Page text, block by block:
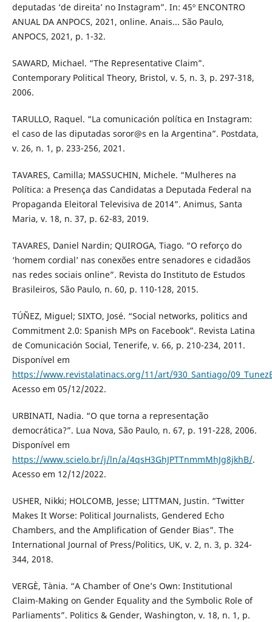
deputadas ‘de direita’ no Instagram”. In: 45º ENCONTRO
ANUAL DA ANPOCS, 2021, online. Anais... São Paulo,
ANPOCS, 2021, p. 1-32.
SAWARD, Michael. “The Representative Claim”.
Contemporary Political Theory, Bristol, v. 5, n. 3, p. 297-318,
2006.
TARULLO, Raquel. “La comunicación política en Instagram:
el caso de las diputadas soror@s en la Argentina”. Postdata,
v. 26, n. 1, p. 233-256, 2021.
TAVARES, Camilla; MASSUCHIN, Michele. “Mulheres na
Política: a Presença das Candidatas a Deputada Federal na
Propaganda Eleitoral Televisiva de 2014”. Animus, Santa
Maria, v. 18, n. 37, p. 62-83, 2019.
TAVARES, Daniel Nardin; QUIROGA, Tiago. “O reforço do
‘homem cordial’ nas conexões entre senadores e cidadãos
nas redes sociais online”. Revista do Instituto de Estudos
Brasileiros, São Paulo, n. 60, p. 110-128, 2015.
TÚÑEZ, Miguel; SIXTO, José. “Social networks, politics and
Commitment 2.0: Spanish MPs on Facebook”. Revista Latina
de Comunicación Social, Tenerife, v. 66, p. 210-234, 2011.
Disponível em
https://www.revistalatinacs.org/11/art/930_Santiago/
Acesso em 05/12/2022.
URBINATI, Nadia. “O que torna a representação
democrática?”. Lua Nova, São Paulo, n. 67, p. 191-228, 2006.
Disponível em
https://www.scielo.br/j/ln/a/4qsH3GhJPTTnmmMhJg8jkhB/.
Acesso em 12/12/2022.
USHER, Nikki; HOLCOMB, Jesse; LITTMAN, Justin. “Twitter
Makes It Worse: Political Journalists, Gendered Echo
Chambers, and the Amplification of Gender Bias”. The
International Journal of Press/Politics, UK, v. 2, n. 3, p. 324-
344, 2018.
VERGÈ, Tània. “A Chamber of One’s Own: Institutional
Claim-Making on Gender Equality and the Symbolic Role of
Parliaments”. Politics & Gender, Washington, v. 18, n. 1, p.